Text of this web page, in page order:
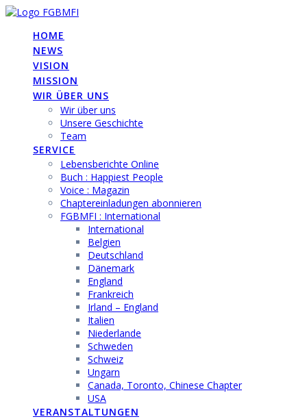
Skip
contentHOME
NEWS
VISION
MISSION
WIR ÜBER UNS
Wir über uns
Unsere Geschichte
Team
SERVICE
Lebensberichte Online
Buch : Happiest People
Voice : Magazin
Chaptereinladungen abonnieren
FGBMFI : International
International
Belgien
Deutschland
Dänemark
England
Frankreich
Irland – England
Italien
Niederlande
Schweden
Schweiz
Ungarn
Canada, Toronto, Chinese Chapter
USA
VERANSTALTUNGEN